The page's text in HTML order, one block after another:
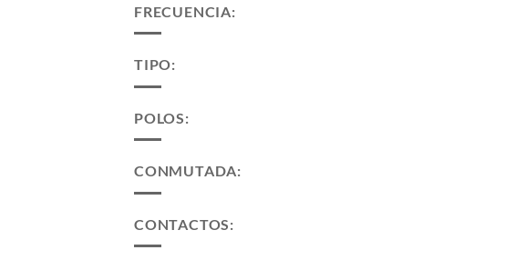
FRECUENCIA:
TIPO:
POLOS:
CONMUTADA:
CONTACTOS: